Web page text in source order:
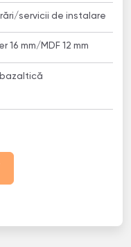
servicii de instalare
16 mm/MDF 12 mm